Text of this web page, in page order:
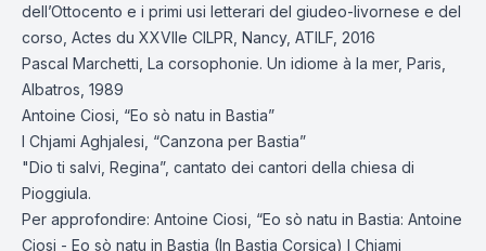
dell’Ottocento e i primi usi letterari del giudeo-livornese e del
corso, Actes du XXVIIe CILPR, Nancy, ATILF, 2016
Pascal Marchetti, La corsophonie. Un idiome à la mer, Paris,
Albatros, 1989
Antoine Ciosi, “Eo sò natu in Bastia”
I Chjami Aghjalesi, “Canzona per Bastia”
"Dio ti salvi, Regina”, cantato dei cantori della chiesa di
Pioggiula.
Per approfondire: Antoine Ciosi, “Eo sò natu in Bastia: Antoine
Ciosi - Eo sò natu in Bastia (In Bastia Corsica) I Chjami